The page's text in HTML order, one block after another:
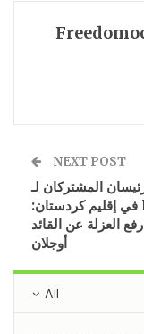
NEXT POST
المشتركان لـ
HDP في إقليم كردستان:
العزلة عن القائد
أوجلان
All